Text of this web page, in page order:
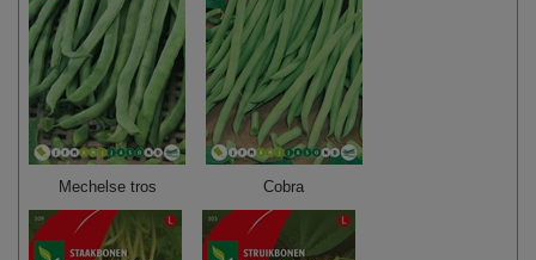
Mechelse tros Cobra